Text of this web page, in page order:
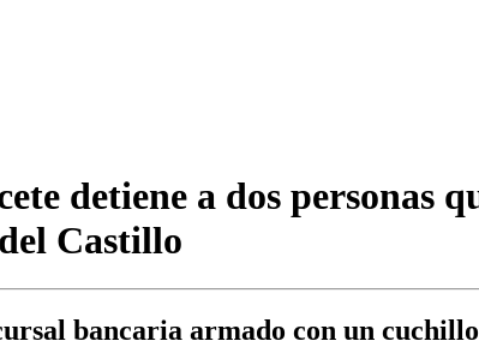
detiene a dos personas
Castillo
bancaria armado con un